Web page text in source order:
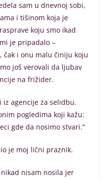
sam u dnevnoj sobi,
i tišinom koja je
koju smo ikad
je pripadalo –
čak i onu malu činiju koju
još verovali da ljubav
na frižider.
agencije za selidbu.
pogledima koji kažu:
gde da nosimo stvari.”
je moj lični praznik.
nisam nosila jer